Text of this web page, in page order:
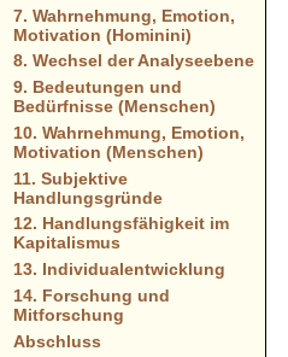
7. Wahrnehmung, Emotion,
Motivation (Hominini)
8. Wechsel der Analyseebene
9. Bedeutungen und
Bedürfnisse (Menschen)
10. Wahrnehmung, Emotion,
Motivation (Menschen)
11. Subjektive
Handlungsgründe
12. Handlungsfähigkeit im
Kapitalismus
13. Individualentwicklung
14. Forschung und
Mitforschung
Abschluss